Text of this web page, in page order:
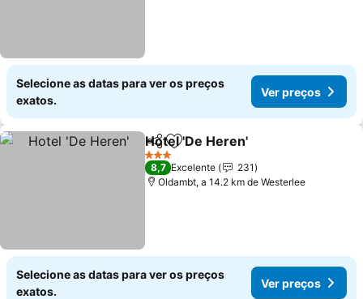
Selecione as datas para ver os preços
exatos.
Ver preços
PartilharAdicionar aos favoritos
Hotel 'De Heren'
3 Estrelas
8,7 Excelente
231
Oldambt, a 14.2 km de Westerlee
Selecione as datas para ver os preços
exatos.
Ver preços